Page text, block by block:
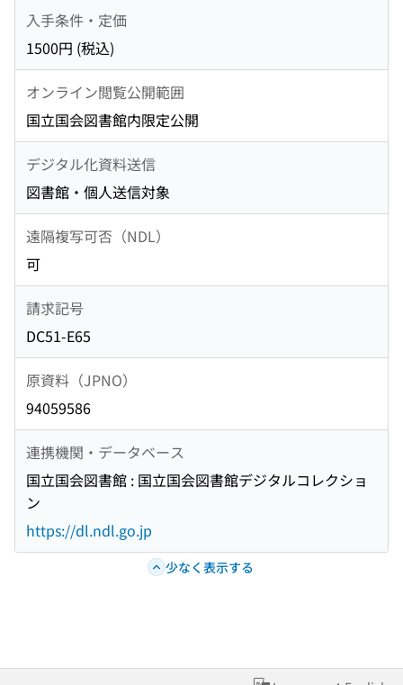
入手条件・定価
1500円 (税込)
オンライン閲覧公開範囲
国立国会図書館内限定公開
デジタル化資料送信
図書館・個人送信対象
遠隔複写可否（NDL）
可
請求記号
DC51-E65
原資料（JPNO）
94059586
連携機関・データベース
国立国会図書館 : 国立国会図書館デジタルコレクショ
ン
https://dl.ndl.go.jp
少なく表示する